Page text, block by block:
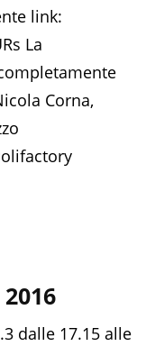
link:
La
Corna,
dalle 17.15 alle